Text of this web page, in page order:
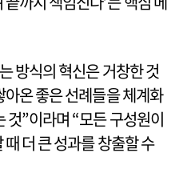
방식의 혁신은 거창한 것
온 좋은 선례들을 체계화
것”이라며 “모든 구성원이
더 큰 성과를 창출할 수